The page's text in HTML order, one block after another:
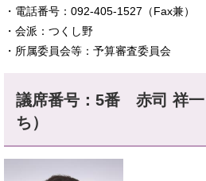
・電話番号：092-405-1527（Fax兼）
​・会派：つくし野
・所属委員会等：予算審査委員会
議席番号：5番 赤司 祥一
ち）